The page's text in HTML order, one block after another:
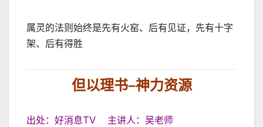
属灵的法则始终是先有火窑、后有见证，先有十字
架、后有得胜
但以理书–神力资源
出处：好消息TV 主讲人：吴老师